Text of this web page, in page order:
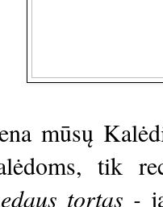
mūsų
tik
tortas -